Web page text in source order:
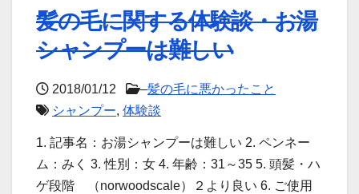
髪の毛に関する体験談・お湯
シャンプーは難しい
2018/01/12 –髪の毛に悪かったこと
シャンプー, 体験談
1. 記事名：お湯シャンプーは難しい 2. ペンネー
ム：みく 3. 性別：女 4. 年齢：31～35 5. 頭髪・ハ
ゲ段階 （norwoodscale）２より良い 6. ご使用